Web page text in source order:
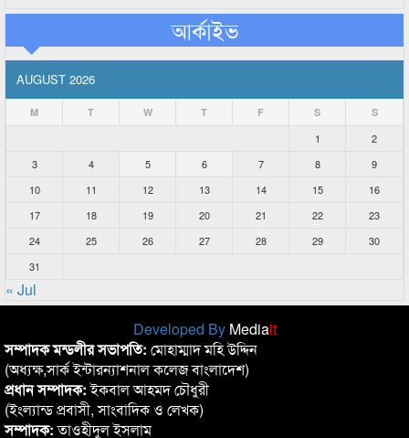
আর্কাইভ
AUGUST 2026
M T W T F S S
1
2
3
4 5 6 7 8
9
10
11 12 13 14 15
16
17
18 19 20 21 22
23
24
25 26 27 28 29
30
31
« Jul
Developed By Mediait
সম্পাদক মন্ডলীর সভাপতি: মোহাম্মাদ মহি উদ্দিন
(অধ্যক্ষ,সার্ক ইন্টারন্যাশনাল কলেজ বাংলাদেশ)
প্রধান সম্পাদক:ইকবাল আহমদ চৌধুরী
(ইংল্যান্ড প্রবাসী, সাংবাদিক ও লেখক)
সম্পাদক:তাওহীদুল ইসলাম